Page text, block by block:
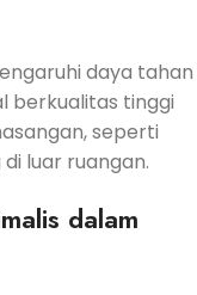
daya tahan
berkualitas tinggi
seperti
luar ruangan.
dalam